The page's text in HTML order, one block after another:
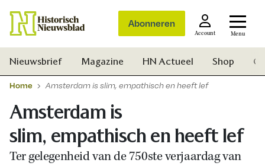
Abonneren
Account Menu
Nieuwsbrief Magazine HN Actueel Shop
Home Amsterdam is slim, empathisch en heeft lef
Amsterdam is
slim, empathisch en heeft lef
Ter gelegenheid van de 750ste verjaardag van